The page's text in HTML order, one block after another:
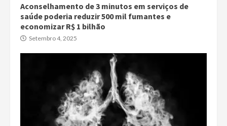
Aconselhamento de 3 minutos em serviços de
saúde poderia reduzir 500 mil fumantes e
economizar R$ 1 bilhão
Setembro 4, 2025